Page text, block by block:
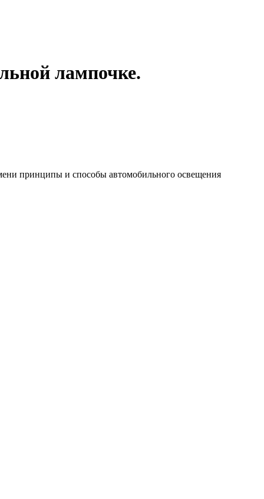
лампочке.
принципы и способы автомобильного освещения